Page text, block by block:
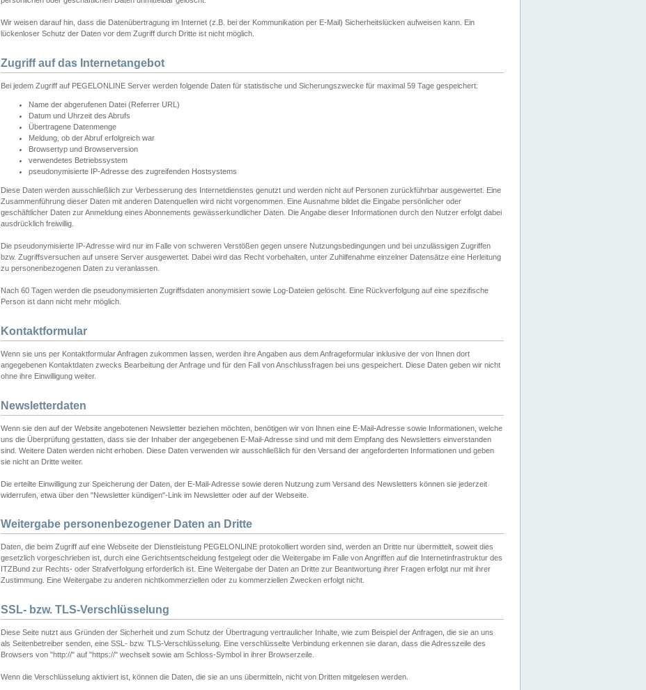
Wir weisen darauf hin, dass die Datenübertragung im Internet (z.B. bei der Kommunikation per E-Mail) Sicherheitslücken aufweisen kann. Ein
lückenloser Schutz der Daten vor dem Zugriff durch Dritte ist nicht möglich.
Zugriff auf das Internetangebot
Bei jedem Zugriff auf PEGELONLINE Server werden folgende Daten für statistische und Sicherungszwecke für maximal 59 Tage gespeichert:
Name der abgerufenen Datei (Referrer URL)
Datum und Uhrzeit des Abrufs
Übertragene Datenmenge
Meldung, ob der Abruf erfolgreich war
Browsertyp und Browserversion
verwendetes Betriebssystem
pseudonymisierte IP-Adresse des zugreifenden Hostsystems
Diese Daten werden ausschließlich zur Verbesserung des Internetdienstes genutzt und werden nicht auf Personen zurückführbar ausgewertet. Eine
Zusammenführung dieser Daten mit anderen Datenquellen wird nicht vorgenommen. Eine Ausnahme bildet die Eingabe persönlicher oder
geschäftlicher Daten zur Anmeldung eines Abonnements gewässerkundlicher Daten. Die Angabe dieser Informationen durch den Nutzer erfolgt dabei
ausdrücklich freiwillig.
Die pseudonymisierte IP-Adresse wird nur im Falle von schweren Verstößen gegen unsere Nutzungsbedingungen und bei unzulässigen Zugriffen
bzw. Zugriffsversuchen auf unsere Server ausgewertet. Dabei wird das Recht vorbehalten, unter Zuhilfenahme einzelner Datensätze eine Herleitung
zu personenbezogenen Daten zu veranlassen.
Nach 60 Tagen werden die pseudonymisierten Zugriffsdaten anonymisiert sowie Log-Dateien gelöscht. Eine Rückverfolgung auf eine spezifische
Person ist dann nicht mehr möglich.
Kontaktformular
Wenn sie uns per Kontaktformular Anfragen zukommen lassen, werden ihre Angaben aus dem Anfrageformular inklusive der von Ihnen dort
angegebenen Kontaktdaten zwecks Bearbeitung der Anfrage und für den Fall von Anschlussfragen bei uns gespeichert. Diese Daten geben wir nicht
ohne ihre Einwilligung weiter.
Newsletterdaten
Wenn sie den auf der Website angebotenen Newsletter beziehen möchten, benötigen wir von Ihnen eine E-Mail-Adresse sowie Informationen, welche
uns die Überprüfung gestatten, dass sie der Inhaber der angegebenen E-Mail-Adresse sind und mit dem Empfang des Newsletters einverstanden
sind. Weitere Daten werden nicht erhoben. Diese Daten verwenden wir ausschließlich für den Versand der angeforderten Informationen und geben
sie nicht an Dritte weiter.
Die erteilte Einwilligung zur Speicherung der Daten, der E-Mail-Adresse sowie deren Nutzung zum Versand des Newsletters können sie jederzeit
widerrufen, etwa über den "Newsletter kündigen"-Link im Newsletter oder auf der Webseite.
Weitergabe personenbezogener Daten an Dritte
Daten, die beim Zugriff auf eine Webseite der Dienstleistung PEGELONLINE protokolliert worden sind, werden an Dritte nur übermittelt, soweit dies
gesetzlich vorgeschrieben ist, durch eine Gerichtsentscheidung festgelegt oder die Weitergabe im Falle von Angriffen auf die Internetinfrastruktur des
ITZBund zur Rechts- oder Strafverfolgung erforderlich ist. Eine Weitergabe der Daten an Dritte zur Beantwortung ihrer Fragen erfolgt nur mit ihrer
Zustimmung. Eine Weitergabe zu anderen nichtkommerziellen oder zu kommerziellen Zwecken erfolgt nicht.
SSL- bzw. TLS-Verschlüsselung
Diese Seite nutzt aus Gründen der Sicherheit und zum Schutz der Übertragung vertraulicher Inhalte, wie zum Beispiel der Anfragen, die sie an uns
als Seitenbetreiber senden, eine SSL- bzw. TLS-Verschlüsselung. Eine verschlüsselte Verbindung erkennen sie daran, dass die Adresszeile des
Browsers von "http://" auf "https://" wechselt sowie am Schloss-Symbol in ihrer Browserzeile.
Wenn die Verschlüsselung aktiviert ist, können die Daten, die sie an uns übermitteln, nicht von Dritten mitgelesen werden.